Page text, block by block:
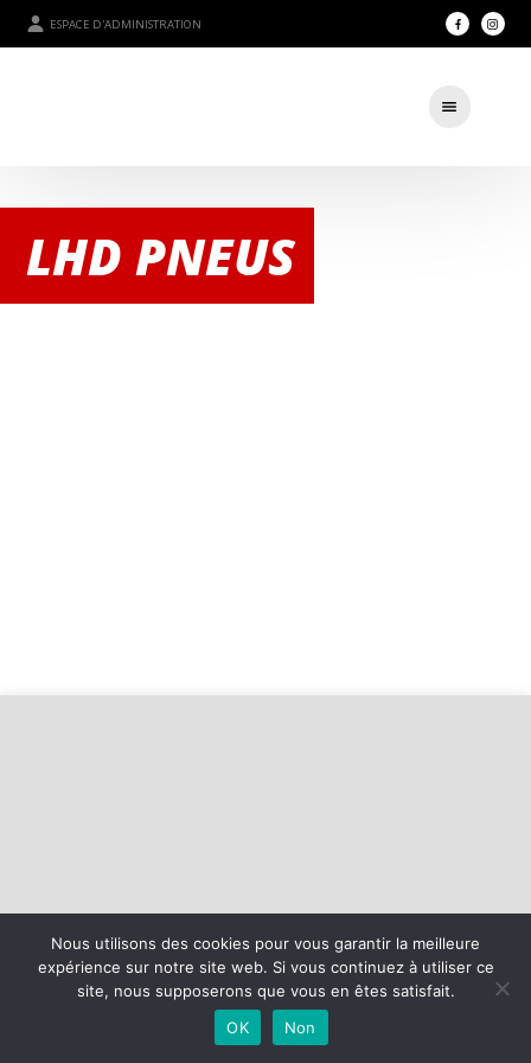
ESPACE D'ADMINISTRATION
LHD PNEUS
© 2026 - USLSR Football | Site internet réalisé par
MENTIONS LÉGALES
Nous utilisons des cookies pour vous garantir la meilleure
expérience sur notre site web. Si vous continuez à utiliser ce
site, nous supposerons que vous en êtes satisfait.
OK
Non